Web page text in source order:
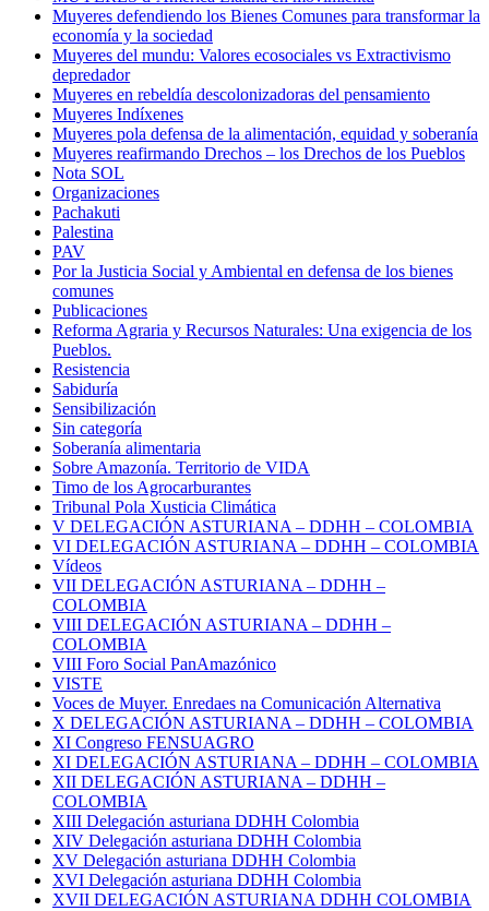
Muyeres defendiendo los Bienes Comunes para transformar la
economía y la sociedad
Muyeres del mundu: Valores ecosociales vs Extractivismo
depredador
Muyeres en rebeldía descolonizadoras del pensamiento
Muyeres Indíxenes
Muyeres pola defensa de la alimentación, equidad y soberanía
Muyeres reafirmando Drechos – los Drechos de los Pueblos
Nota SOL
Organizaciones
Pachakuti
Palestina
PAV
Por la Justicia Social y Ambiental en defensa de los bienes
comunes
Publicaciones
Reforma Agraria y Recursos Naturales: Una exigencia de los
Pueblos.
Resistencia
Sabiduría
Sensibilización
Sin categoría
Soberanía alimentaria
Sobre Amazonía. Territorio de VIDA
Timo de los Agrocarburantes
Tribunal Pola Xusticia Climática
V DELEGACIÓN ASTURIANA – DDHH – COLOMBIA
VI DELEGACIÓN ASTURIANA – DDHH – COLOMBIA
Vídeos
VII DELEGACIÓN ASTURIANA – DDHH –
COLOMBIA
VIII DELEGACIÓN ASTURIANA – DDHH –
COLOMBIA
VIII Foro Social PanAmazónico
VISTE
Voces de Muyer. Enredaes na Comunicación Alternativa
X DELEGACIÓN ASTURIANA – DDHH – COLOMBIA
XI Congreso FENSUAGRO
XI DELEGACIÓN ASTURIANA – DDHH – COLOMBIA
XII DELEGACIÓN ASTURIANA – DDHH –
COLOMBIA
XIII Delegación asturiana DDHH Colombia
XIV Delegación asturiana DDHH Colombia
XV Delegación asturiana DDHH Colombia
XVI Delegación asturiana DDHH Colombia
XVII DELEGACIÓN ASTURIANA DDHH COLOMBIA